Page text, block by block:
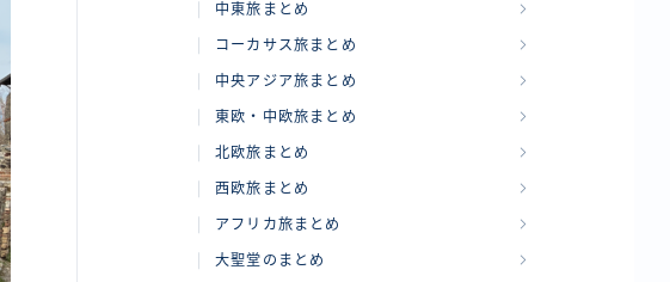
中東旅まとめ
コーカサス旅まとめ
中央アジア旅まとめ
東欧・中欧旅まとめ
北欧旅まとめ
西欧旅まとめ
アフリカ旅まとめ
大聖堂のまとめ